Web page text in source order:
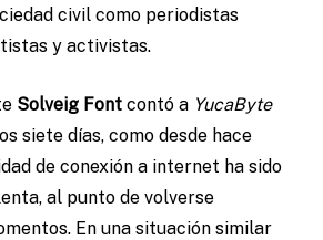
civil como periodistas
y activistas.
Solveig Font contó a YucaByte
siete días, como desde hace
de conexión a internet ha sido
al punto de volverse
En una situación similar